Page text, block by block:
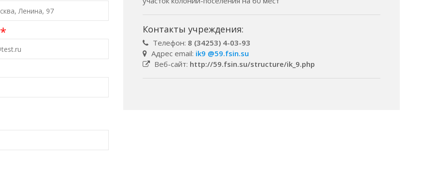
* Контакты учреждения:
Телефон: 8 (34253) 4-03-93
Адрес email: ik9 @59.fsin.su
Веб-сайт: http://59.fsin.su/structure/ik_9.php